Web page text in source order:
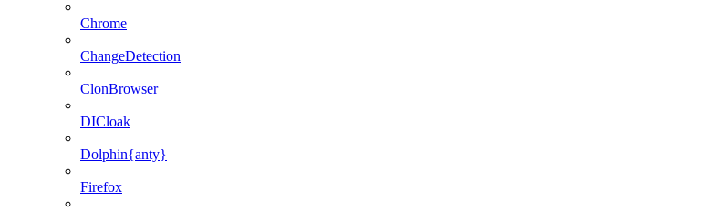
Chrome
ChangeDetection
ClonBrowser
DICloak
Dolphin{anty}
Firefox